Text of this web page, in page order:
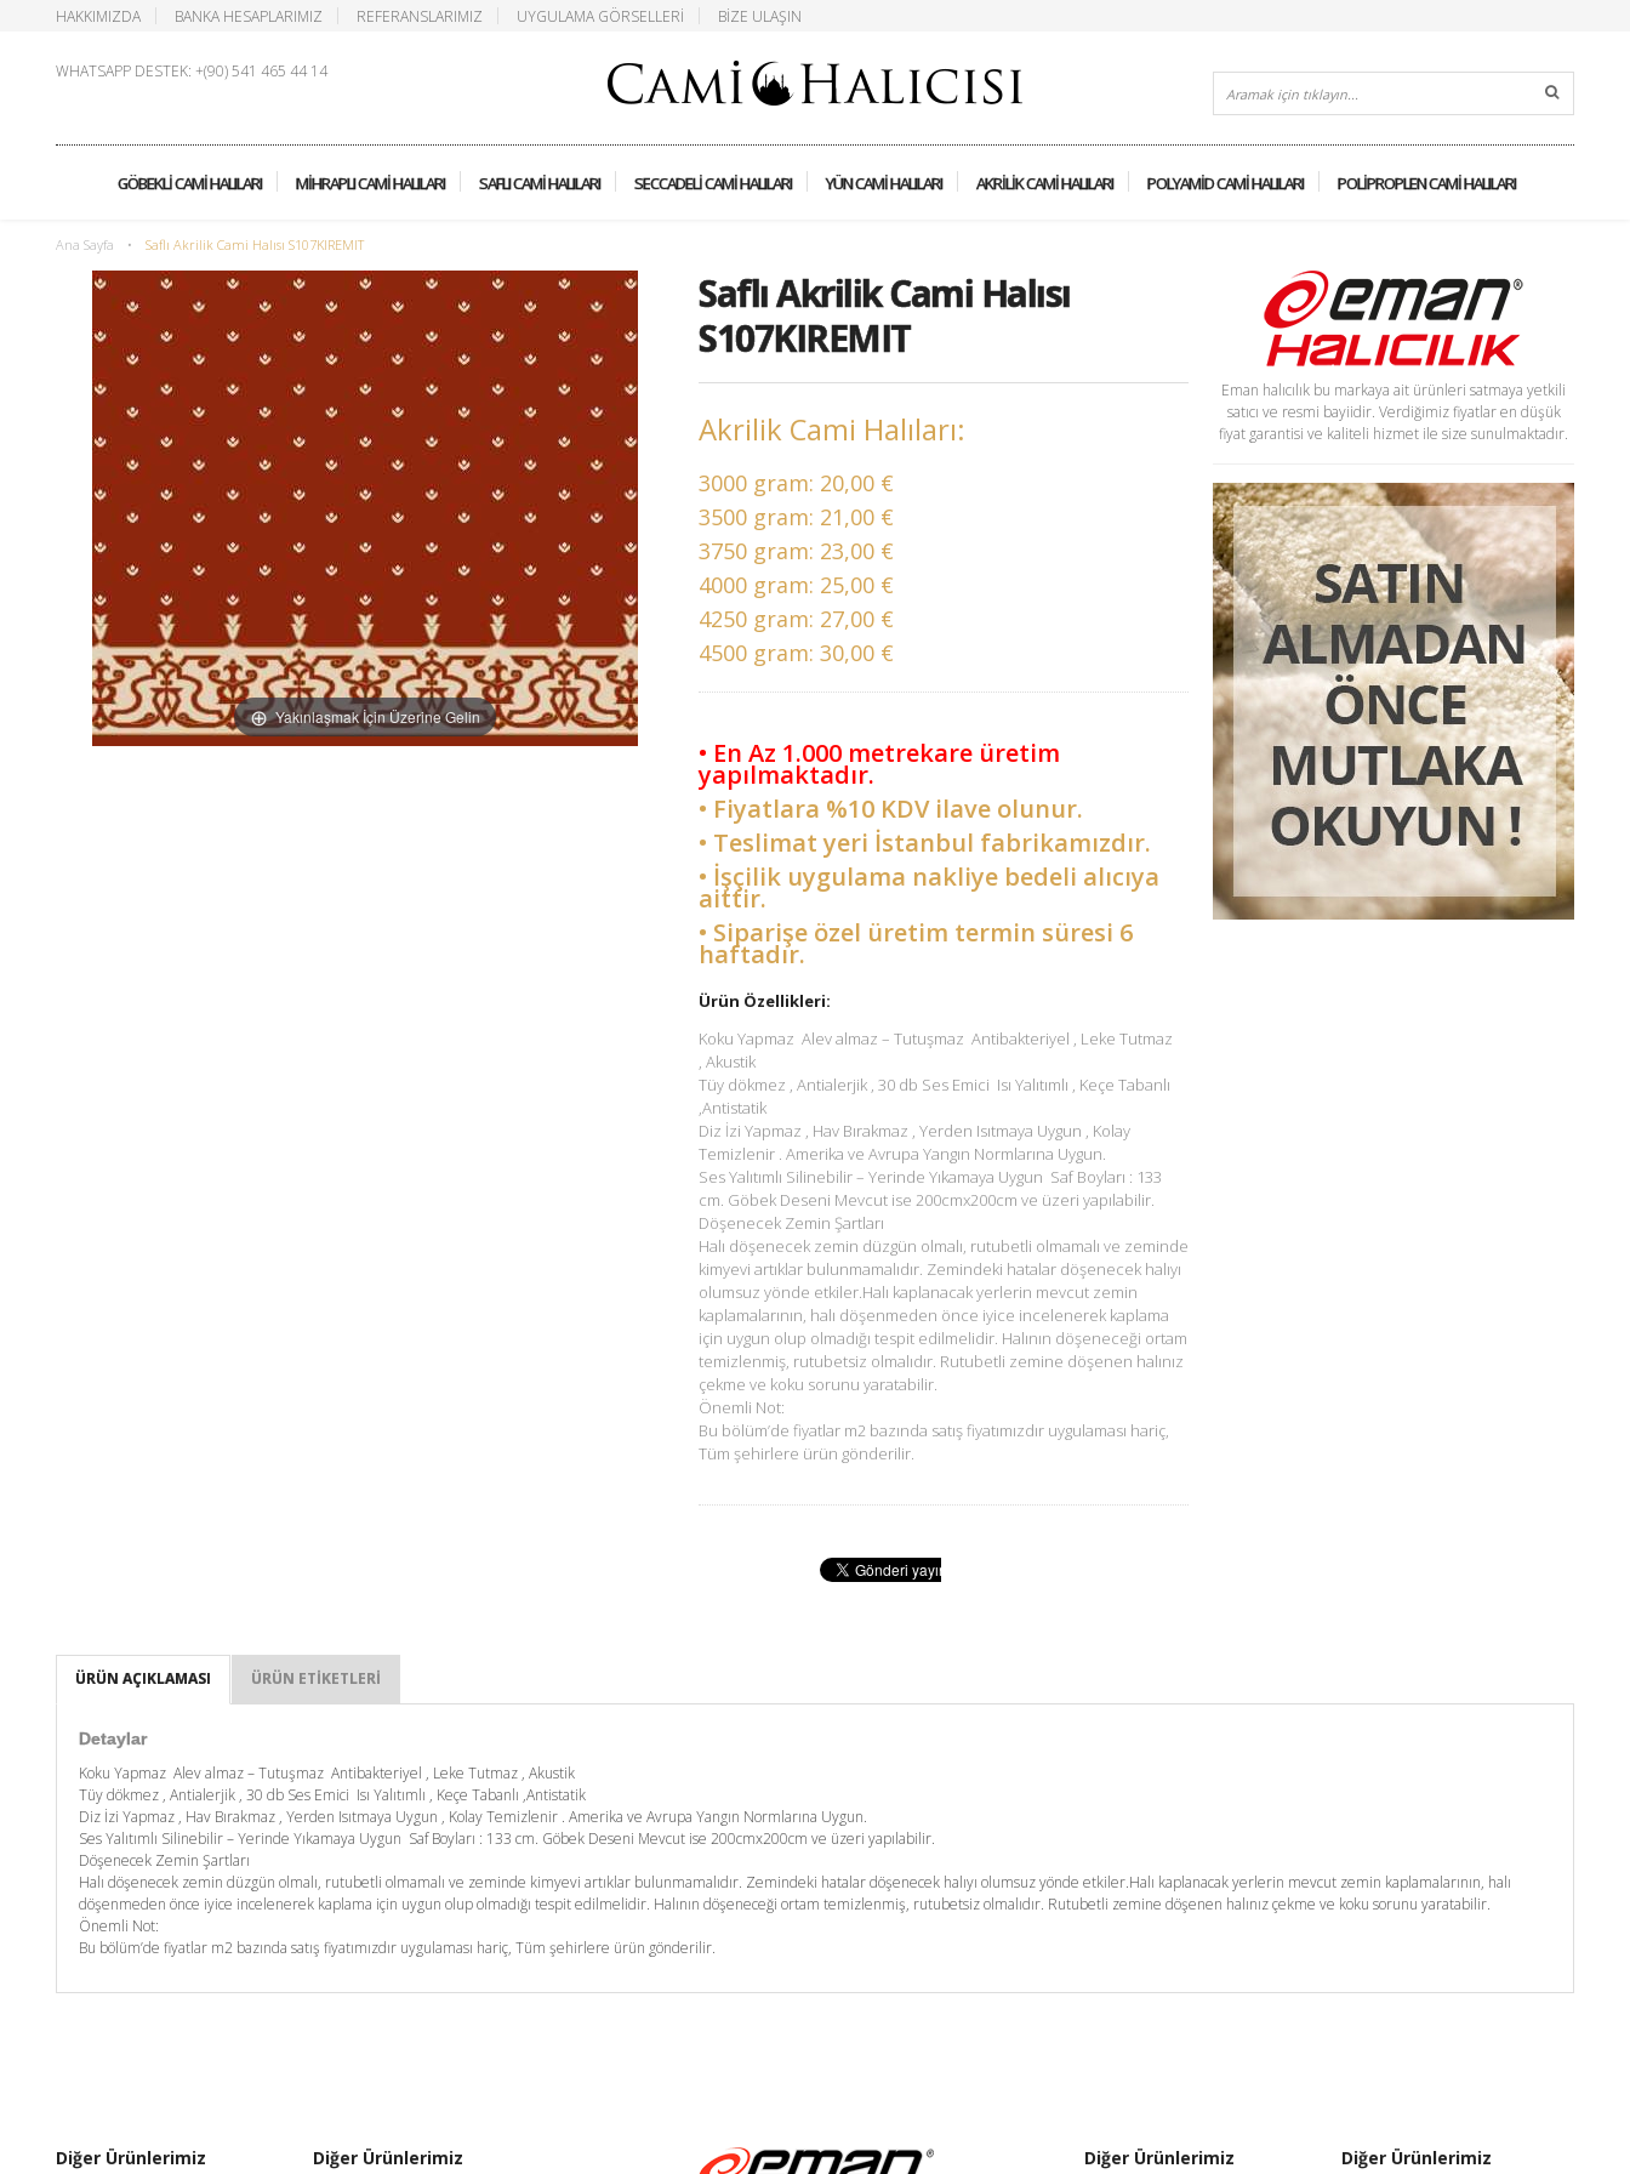
HAKKIMIZDA BANKA HESAPLARIMIZ REFERANSLARIMIZ UYGULAMA GÖRSELLERI BIZE ULAŞIN
WHATSAPP DESTEK: +(90) 541 465 44 14
GÖBEKLI CAMI HALILARI MIHRAPLI CAMI HALILARI SAFLI CAMI HALILARI SECCADELI CAMI HALILARI YÜN CAMI HALILARI AKRILIK CAMI HALILARI POLYAMID CAMI HALILARI POLIPROPLEN CAMI HALILARI
Ana Sayfa • Saflı Akrilik Cami Halısı S107KIREMIT
Yakınlaşmak İçin Üzerine Gelin
Saflı Akrilik Cami Halısı
S107KIREMIT
Akrilik Cami Halıları:
3000 gram: 20,00 €
3500 gram: 21,00 €
3750 gram: 23,00 €
4000 gram: 25,00 €
4250 gram: 27,00 €
4500 gram: 30,00 €
• En Az 1.000 metrekare üretim
yapılmaktadır.
• Fiyatlara %10 KDV ilave olunur.
• Teslimat yeri İstanbul fabrikamızdır.
• İşçilik uygulama nakliye bedeli alıcıya
aittir.
• Siparişe özel üretim termin süresi 6
haftadır.
Ürün Özellikleri:
Koku Yapmaz Alev almaz – Tutuşmaz Antibakteriyel , Leke Tutmaz
, Akustik
Tüy dökmez , Antialerjik , 30 db Ses Emici Isı Yalıtımlı , Keçe Tabanlı
,Antistatik
Diz İzi Yapmaz , Hav Bırakmaz , Yerden Isıtmaya Uygun , Kolay
Temizlenir . Amerika ve Avrupa Yangın Normlarına Uygun.
Ses Yalıtımlı Silinebilir – Yerinde Yıkamaya Uygun Saf Boyları : 133
cm. Göbek Deseni Mevcut ise 200cmx200cm ve üzeri yapılabilir.
Döşenecek Zemin Şartları
Halı döşenecek zemin düzgün olmalı, rutubetli olmamalı ve zeminde
kimyevi artıklar bulunmamalıdır. Zemindeki hatalar döşenecek halıyı
olumsuz yönde etkiler.Halı kaplanacak yerlerin mevcut zemin
kaplamalarının, halı döşenmeden önce iyice incelenerek kaplama
için uygun olup olmadığı tespit edilmelidir. Halının döşeneceği ortam
temizlenmiş, rutubetsiz olmalıdır. Rutubetli zemine döşenen halınız
çekme ve koku sorunu yaratabilir.
Önemli Not:
Bu bölüm’de fiyatlar m2 bazında satış fiyatımızdır uygulaması hariç,
Tüm şehirlere ürün gönderilir.
Eman halıcılık bu markaya ait ürünleri satmaya yetkili
satıcı ve resmi bayiidir. Verdiğimiz fiyatlar en düşük
fiyat garantisi ve kaliteli hizmet ile size sunulmaktadır.
ÜRÜN AÇIKLAMASI ÜRÜN ETIKETLERI
Detaylar
Koku Yapmaz Alev almaz – Tutuşmaz Antibakteriyel , Leke Tutmaz , Akustik
Tüy dökmez , Antialerjik , 30 db Ses Emici Isı Yalıtımlı , Keçe Tabanlı ,Antistatik
Diz İzi Yapmaz , Hav Bırakmaz , Yerden Isıtmaya Uygun , Kolay Temizlenir . Amerika ve Avrupa Yangın Normlarına Uygun.
Ses Yalıtımlı Silinebilir – Yerinde Yıkamaya Uygun Saf Boyları : 133 cm. Göbek Deseni Mevcut ise 200cmx200cm ve üzeri yapılabilir.
Döşenecek Zemin Şartları
Halı döşenecek zemin düzgün olmalı, rutubetli olmamalı ve zeminde kimyevi artıklar bulunmamalıdır. Zemindeki hatalar döşenecek halıyı olumsuz yönde etkiler.Halı kaplanacak yerlerin mevcut zemin kaplamalarının, halı
döşenmeden önce iyice incelenerek kaplama için uygun olup olmadığı tespit edilmelidir. Halının döşeneceği ortam temizlenmiş, rutubetsiz olmalıdır. Rutubetli zemine döşenen halınız çekme ve koku sorunu yaratabilir.
Önemli Not:
Bu bölüm’de fiyatlar m2 bazında satış fiyatımızdır uygulaması hariç, Tüm şehirlere ürün gönderilir.
Diğer Ürünlerimiz Diğer Ürünlerimiz Diğer Ürünlerimiz Diğer Ürünlerimiz